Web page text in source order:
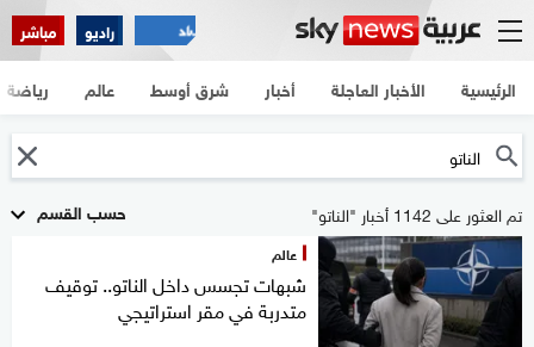
راديو مباشر
الرئيسية الأخبار العاجلة أخبار شرق أوسط عالم رياضة
حسب القسم تم العثور على 1142 أخبار "الناتو"
عالم
شبهات تجسس داخل الناتو.. توقيف
متدربة في مقر استراتيجي